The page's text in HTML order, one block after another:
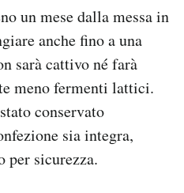
un mese dalla messa in
anche fino a una
sarà cattivo né farà
meno fermenti lattici.
conservato
sia integra,
per sicurezza.